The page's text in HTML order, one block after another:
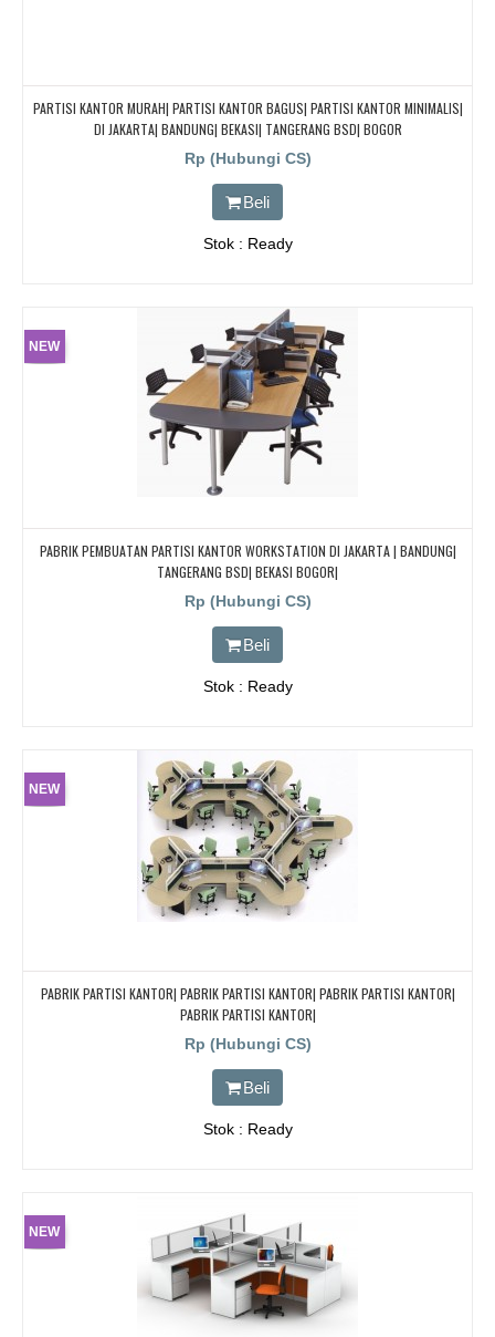
PARTISI KANTOR MURAH| PARTISI KANTOR BAGUS| PARTISI KANTOR MINIMALIS|
DI JAKARTA| BANDUNG| BEKASI| TANGERANG BSD| BOGOR
Rp (Hubungi CS)
Beli
Stok : Ready
NEW
PABRIK PEMBUATAN PARTISI KANTOR WORKSTATION DI JAKARTA | BANDUNG|
TANGERANG BSD| BEKASI BOGOR|
Rp (Hubungi CS)
Beli
Stok : Ready
NEW
PABRIK PARTISI KANTOR| PABRIK PARTISI KANTOR| PABRIK PARTISI KANTOR|
PABRIK PARTISI KANTOR|
Rp (Hubungi CS)
Beli
Stok : Ready
NEW